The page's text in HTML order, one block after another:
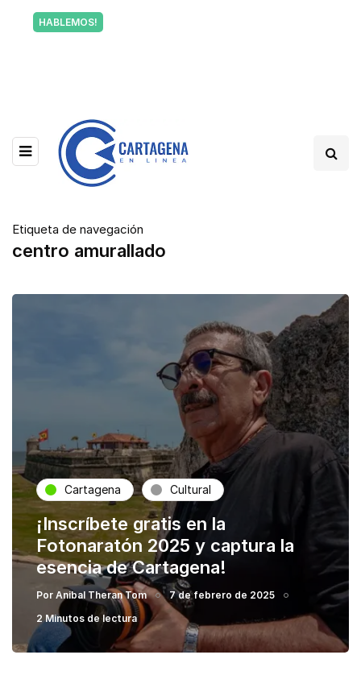
HABLEMOS!
Etiqueta de navegación
centro amurallado
Cartagena Cultural
¡Inscríbete gratis en la
Fotonaratón 2025 y captura la
esencia de Cartagena!
Por Anibal Theran Tom
7 de febrero de 2025
2 Minutos de lectura